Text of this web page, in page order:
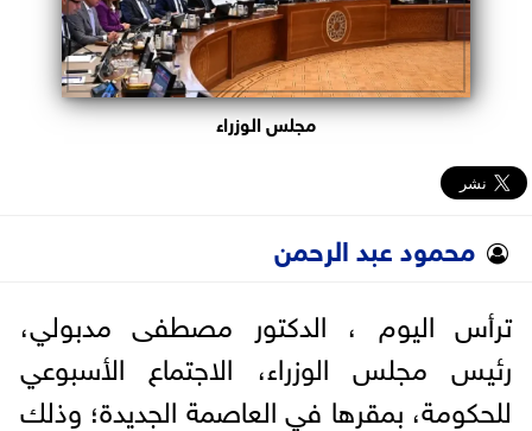
مجلس الوزراء
محمود عبد الرحمن
ترأس اليوم ، الدكتور مصطفى مدبولي،
رئيس مجلس الوزراء، الاجتماع الأسبوعي
للحكومة، بمقرها في العاصمة الجديدة؛ وذلك